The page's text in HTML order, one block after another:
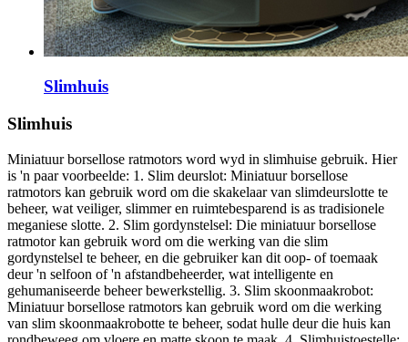
Slimhuis
Slimhuis
Miniatuur borsellose ratmotors word wyd in slimhuise gebruik. Hier
is 'n paar voorbeelde: 1. Slim deurslot: Miniatuur borsellose
ratmotors kan gebruik word om die skakelaar van slimdeurslotte te
beheer, wat veiliger, slimmer en ruimtebesparend is as tradisionele
meganiese slotte. 2. Slim gordynstelsel: Die miniatuur borsellose
ratmotor kan gebruik word om die werking van die slim
gordynstelsel te beheer, en die gebruiker kan dit oop- of toemaak
deur 'n selfoon of 'n afstandbeheerder, wat intelligente en
gehumaniseerde beheer bewerkstellig. 3. Slim skoonmaakrobot:
Miniatuur borsellose ratmotors kan gebruik word om die werking
van slim skoonmaakrobotte te beheer, sodat hulle deur die huis kan